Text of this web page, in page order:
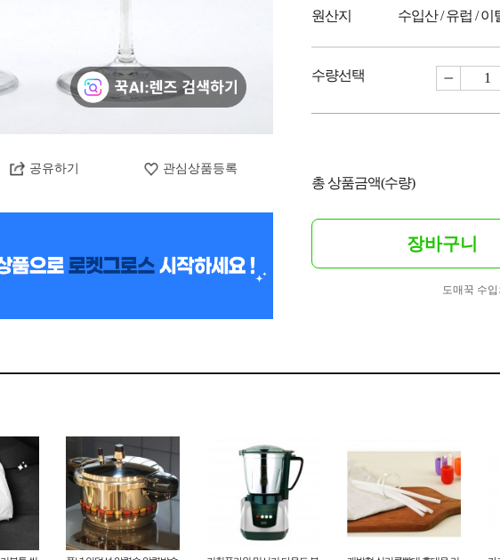
공유하기 관심상품등록
원산지 수입산 / 유럽 / 이
수량선택
총 상품금액(수량)
장바구니
도매꾹 수